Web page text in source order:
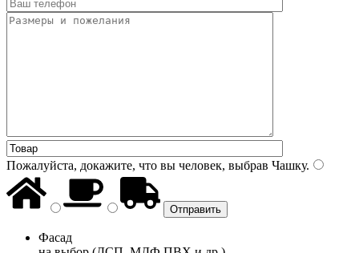
Пожалуйста, докажите, что вы человек, выбрав Чашку.
Фасад